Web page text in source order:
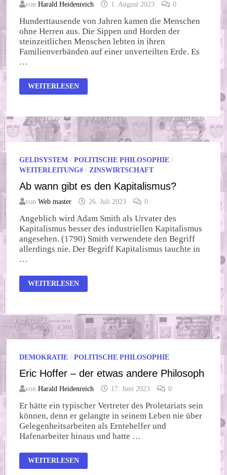
vonHarald Heidenreich 1. August 2023 0
Hunderttausende von Jahren kamen die Menschen
ohne Herren aus. Die Sippen und Horden der
steinzeitlichen Menschen lebten in ihren
Familienverbänden auf einer unverteilten Erde. Es
…
HUMANWIRTSCHAFT
–
DIE
HERRSCHAFTSLOSIGKEIT
WEITERLESEN
GELDSYSTEM /POLITISCHE PHILOSOPHIE /
WEITERLEITUNG# /ZINSWIRTSCHAFT
Ab wann gibt es den Kapitalismus?
vonWeb master 26. Juli 2023 0
Angeblich wird Adam Smith als Urvater des
Kapitalismus besser des industriellen Kapitalismus
angesehen. (1790) Smith verwendete den Begriff
allerdings nie. Der Begriff Kapitalismus tauchte in
…
AB
WANN
KAPITALISMUS?
WEITERLESEN
DEMOKRATIE /POLITISCHE PHILOSOPHIE
Eric Hoffer – der etwas andere Philosoph
vonHarald Heidenreich 17. Juni 2023 0
Er hätte ein typischer Vertreter des Proletariats sein
können, denn er gelangte in seinem Leben nie über
Gelegenheitsarbeiten als Erntehelfer und
Hafenarbeiter hinaus und hatte …
ERIC
HOFFER
WEITERLESEN